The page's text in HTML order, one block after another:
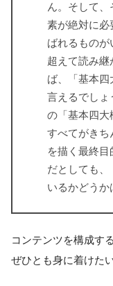
ん。そして
素が絶対に
ばれるもの
超えて読み
ば、「基本四
言えるでしょ
の「基本四大
すべてがきち
を描く最終
だとしても、
いるかどうか
コンテンツを構成す
ぜひとも身に着けた